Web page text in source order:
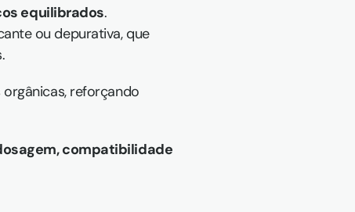
equilibrados.
ou depurativa, que
reforçando
compatibilidade